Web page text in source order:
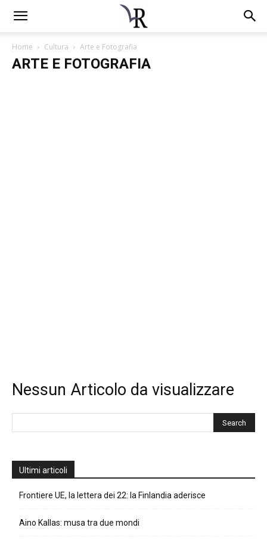
Home Cultura Arte e Fotografia
ARTE E FOTOGRAFIA
Nessun Articolo da visualizzare
Ultimi articoli
Frontiere UE, la lettera dei 22: la Finlandia aderisce
Aino Kallas: musa tra due mondi